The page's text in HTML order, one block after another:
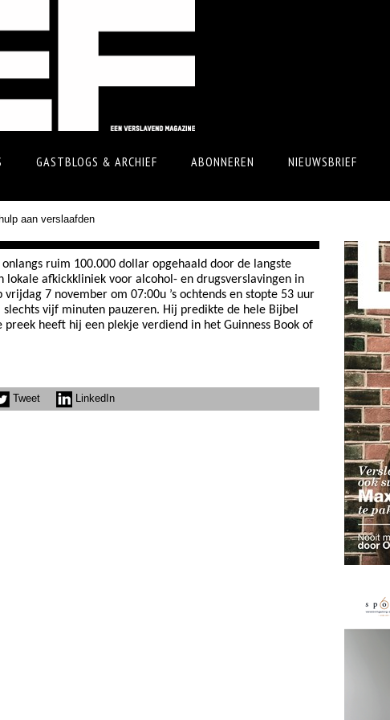
GASTBLOGS & ARCHIEF ABONNEREN NIEUWSBRIEF
aan verslaafden
ruim 100.000 dollar opgehaald door de langste
afkickkliniek voor alcohol- en drugsverslavingen in
vrijdag 7 november om 07:00u ’s ochtends en stopte 53 uur
vijf minuten pauzeren. Hij predikte de hele Bijbel
preek heeft hij een plekje verdiend in het Guinness Book of
Tweet LinkedIn